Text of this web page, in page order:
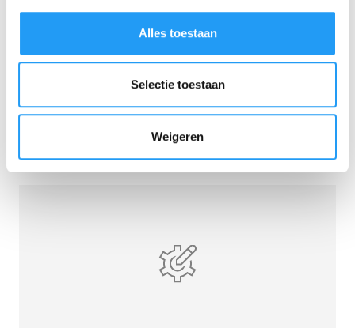
Alles toestaan
Selectie toestaan
Weigeren
Wir können dies auch für